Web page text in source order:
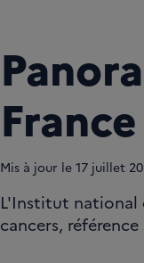
France
Mis à jour le 17juillet
L'Institut national
cancers,